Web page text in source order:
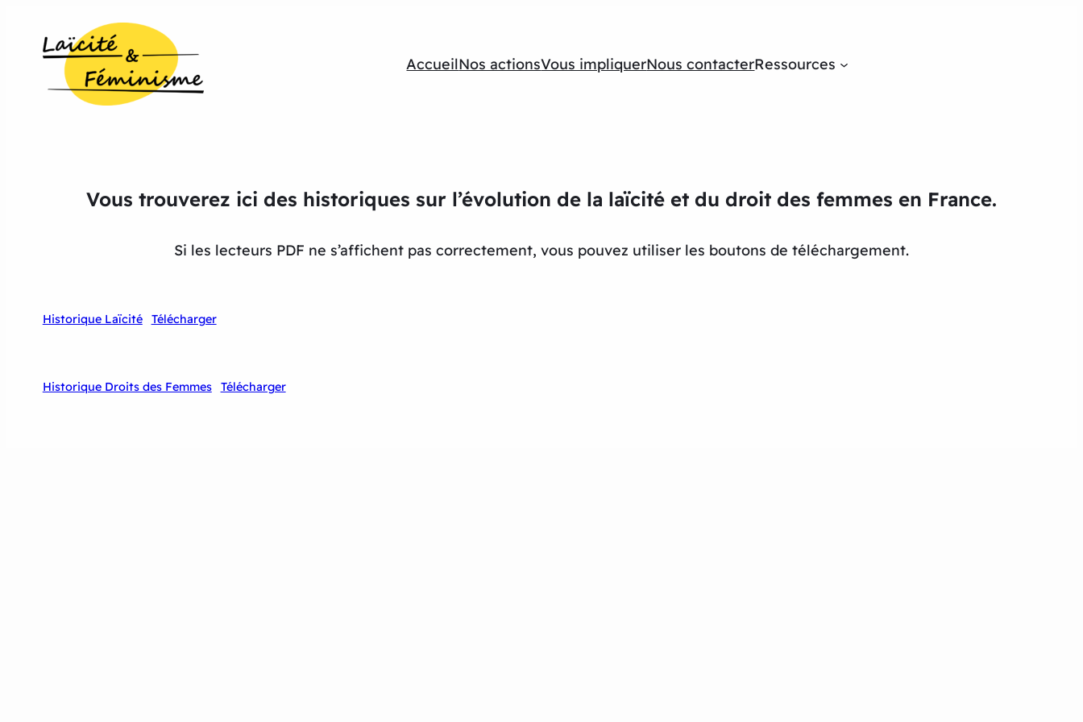
AccueilNos actionsVous impliquerNous contacterRessources
Vous trouverez ici des historiques sur l’évolution de la laïcité et du droit des femmes en France.
Si les lecteurs PDF ne s’affichent pas correctement, vous pouvez utiliser les boutons de téléchargement.
Historique Laïcité Télécharger
Historique Droits des Femmes Télécharger